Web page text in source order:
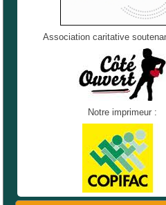
Association caritative
Notre imprimeur :